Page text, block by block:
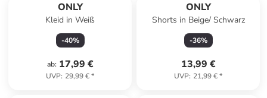
ONLY
Kleid in Weiß
-40%
ab: 17,99 €
UVP: 29,99 €*
ONLY
Shorts in Beige/ Schwarz
-36%
13,99 €
UVP: 21,99 €*